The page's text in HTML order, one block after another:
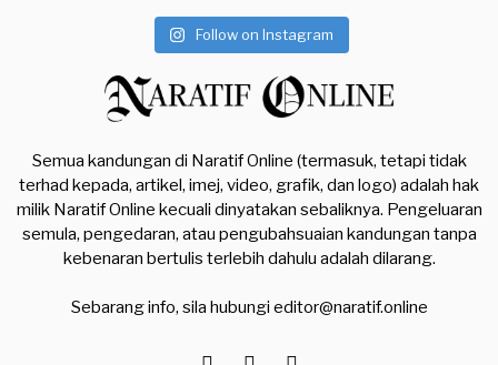
Follow on Instagram
Semua kandungan di Naratif Online (termasuk, tetapi tidak
terhad kepada, artikel, imej, video, grafik, dan logo) adalah hak
milik Naratif Online kecuali dinyatakan sebaliknya. Pengeluaran
semula, pengedaran, atau pengubahsuaian kandungan tanpa
kebenaran bertulis terlebih dahulu adalah dilarang.
Sebarang info, sila hubungi editor@naratif.online